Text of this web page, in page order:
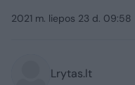
2021 m. liepos 23 d. 09:58
Lrytas.lt